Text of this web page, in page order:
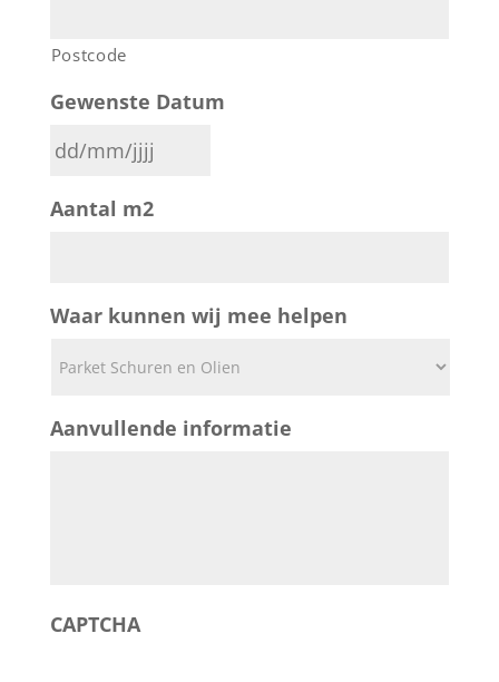
Postcode
Gewenste Datum
slash
JJJJ
Aantal m2
Waar kunnen wij mee helpen
Aanvullende informatie
CAPTCHA